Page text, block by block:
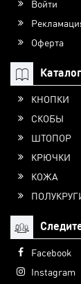
Войти
Оферта
Каталог
КНОПКИ
СКОБЫ
ШТОПОР
КРЮЧКИ
КОЖА
Facebook
Instagram